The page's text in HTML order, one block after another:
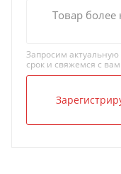
Товар более
Запросим
срок и свяжемся с